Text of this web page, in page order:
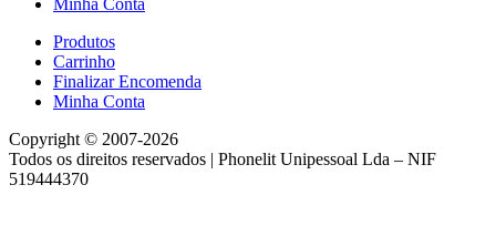
Minha Conta
Produtos
Carrinho
Finalizar Encomenda
Minha Conta
Copyright © 2007-2026
Todos os direitos reservados | Phonelit Unipessoal Lda – NIF
519444370